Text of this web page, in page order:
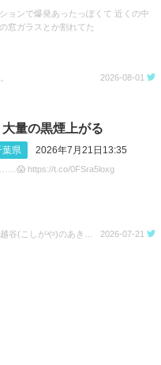
ョンで爆発あったっぽくて 近くの中
窓ガラスとか割れてた
2026-08-01
量の黒煙上がる
葉県 2026年7月21日13:35
https://t.co/0FSra5loxg
2026-07-21